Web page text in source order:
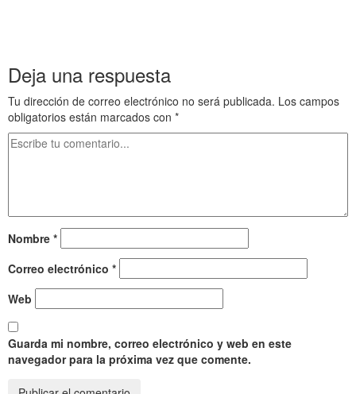
Deja una respuesta
Tu dirección de correo electrónico no será publicada. Los campos
obligatorios están marcados con *
Nombre *
Correo electrónico *
Web
Guarda mi nombre, correo electrónico y web en este
navegador para la próxima vez que comente.